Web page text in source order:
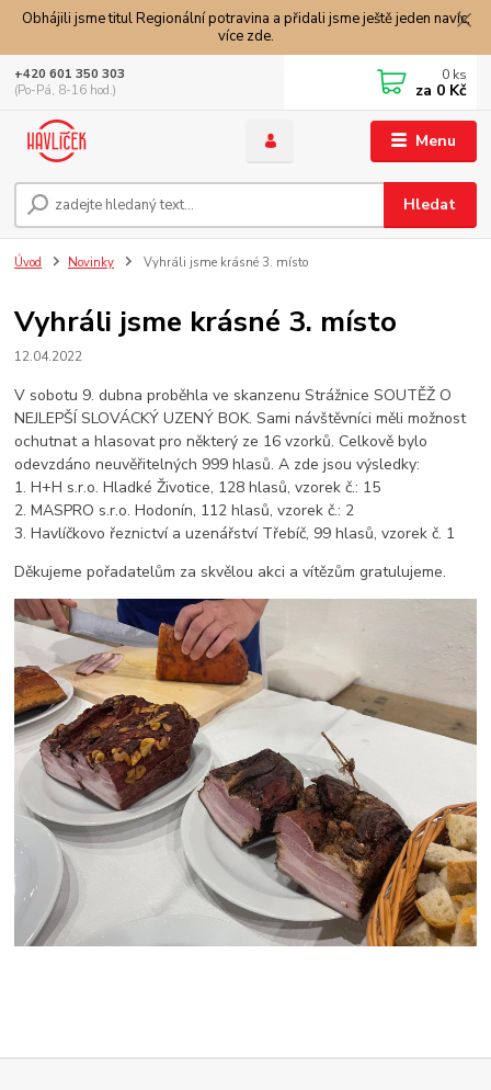
Obhájili jsme titul Regionální potravina a přidali jsme ještě jeden navíc,
více zde.
Menu
Hledat
+420 601 350 303
(Po-Pá, 8-16 hod.)
0 ks
za 0 Kč
Úvod Novinky Vyhráli jsme krásné 3. místo
Vyhráli jsme krásné 3. místo
12.04.2022
V sobotu 9. dubna proběhla ve skanzenu Strážnice SOUTĚŽ O
NEJLEPŠÍ SLOVÁCKÝ UZENÝ BOK. Sami návštěvníci měli možnost
ochutnat a hlasovat pro některý ze 16 vzorků. Celkově bylo
odevzdáno neuvěřitelných 999 hlasů. A zde jsou výsledky:
1. H+H s.r.o. Hladké Životice, 128 hlasů, vzorek č.: 15
2. MASPRO s.r.o. Hodonín, 112 hlasů, vzorek č.: 2
3. Havlíčkovo řeznictví a uzenářství Třebíč, 99 hlasů, vzorek č. 1
Děkujeme pořadatelům za skvělou akci a vítězům gratulujeme.